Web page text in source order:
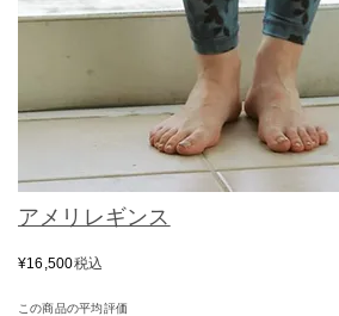
アメリレギンス
¥16,500税込